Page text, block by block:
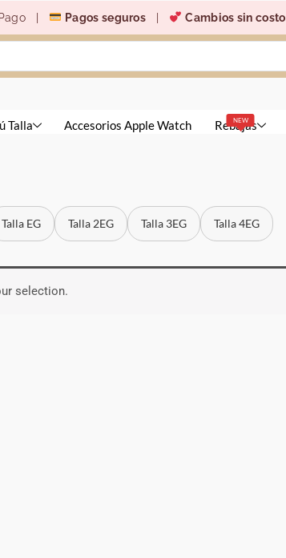
Pago | Pagos seguros Cambios sin costo
Talla Accesorios Apple Watch NEW
Rebajas
Talla EG Talla 2EG Talla 3EG Talla 4EG
selection.